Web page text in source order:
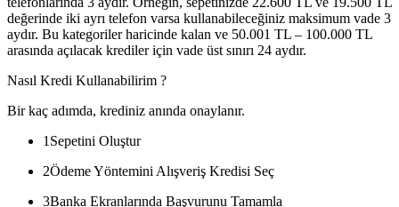
değerinde iki ayrı telefon varsa kullanabileceğiniz maksimum vade 3
aydır. Bu kategoriler haricinde kalan ve 50.001 TL – 100.000 TL
arasında açılacak krediler için vade üst sınırı 24 aydır.
Nasıl Kredi Kullanabilirim ?
Bir kaç adımda, krediniz anında onaylanır.
1 Sepetini Oluştur
2Ödeme Yöntemini Alışveriş Kredisi Seç
3Banka Ekranlarında Başvurunu Tamamla